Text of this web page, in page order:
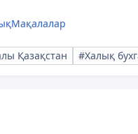
Мақалалар
Қазақстан #Халық